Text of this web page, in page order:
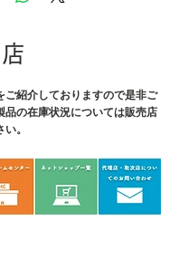
ご紹介しておりますので是非ご
品の在庫状況については販売店
。